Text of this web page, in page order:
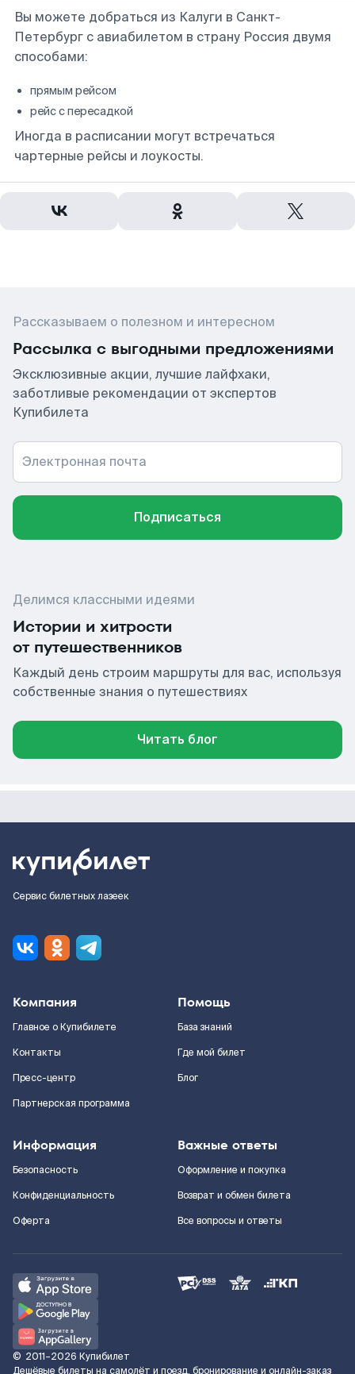
Вы можете добраться из Калуги в Санкт-
Петербург с авиабилетом в страну Россия двумя
способами:
прямым рейсом
рейс с пересадкой
Иногда в расписании могут встречаться
чартерные рейсы и лоукосты.
Рассказываем о полезном и интересном
Рассылка с выгодными предложениями
Эксклюзивные акции, лучшие лайфхаки,
заботливые рекомендации от экспертов
Купибилета
Электронная почта
Подписаться
Делимся классными идеями
Истории и хитрости
от путешественников
Каждый день строим маршруты для вас, используя
собственные знания о путешествиях
Читать блог
Сервис билетных лазеек
Компания
Главное о Купибилете
Контакты
Пресс-центр
Партнерская программа
Помощь
База знаний
Где мой билет
Блог
Информация
Безопасность
Конфиденциальность
Оферта
Важные ответы
Оформление и покупка
Возврат и обмен билета
Все вопросы и ответы
© 2011–2026 Купибилет
Дешёвые билеты на самолёт и поезд, бронирование и онлайн-заказ